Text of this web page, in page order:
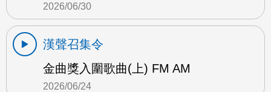
2026/06/30
漢聲召集令
金曲獎入圍歌曲(上) FM AM
2026/06/24